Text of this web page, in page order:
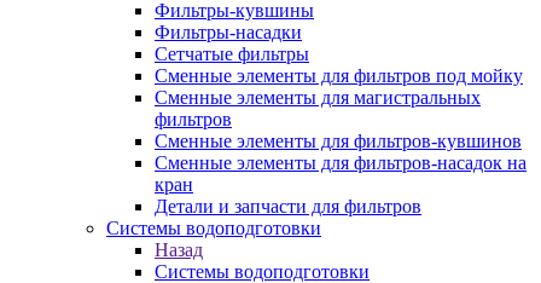
Фильтры-кувшины
Фильтры-насадки
Сетчатые фильтры
Сменные элементы для фильтров под мойку
Сменные элементы для магистральных
фильтров
Сменные элементы для фильтров-кувшинов
Сменные элементы для фильтров-насадок на
кран
Детали и запчасти для фильтров
Системы водоподготовки
Назад
Системы водоподготовки